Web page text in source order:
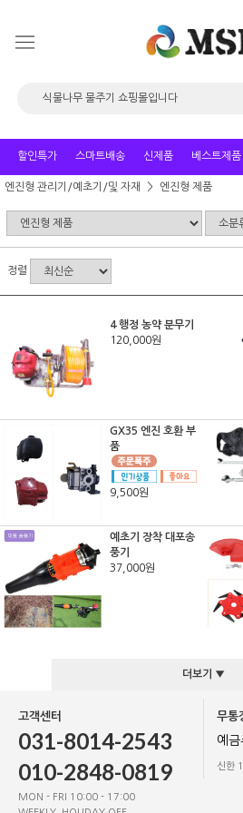
할인특가 스마트배송 신제품 베스트제품
엔진형 관리기/예초기/및 자재 엔진형 제품
정렬
4 행정 농약 분무기
120,000원
GX35 엔진 호환 부
품
9,500원
예초기 장착 대포송
풍기
37,000원
더보기 ▼
고객센터
031-8014-2543
010-2848-0819
MON - FRI 10:00 - 17:00
무통
예
신한